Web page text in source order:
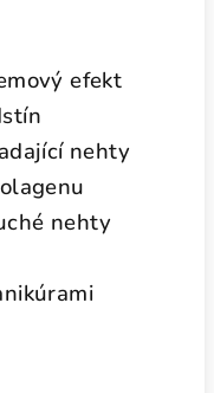
efekt
nehty
nehty